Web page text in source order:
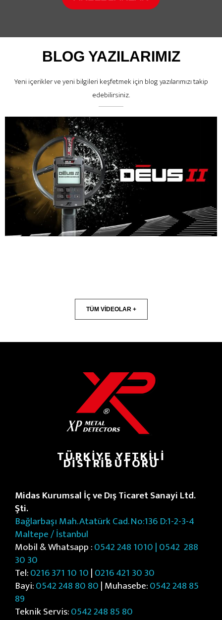
BLOG YAZILARIMIZ
Yeni içerikler ve yeni bilgileri keşfetmek için blog yazılarımızı takip
edebilirsiniz.
TÜM VİDEOLAR +
TÜRKIYE YETKILI
DISTRIBÜTÖRÜ
Midas Kurumsal İç ve Dış Ticaret Sanayi Ltd.
Şti.
Bağlarbaşı Mah. Atatürk Cad. No:136 D:1-2-3-4
Maltepe / İstanbul
Mobil & Whatsapp :0542 248 1010 | 0542 288
30 30
Tel:0216 371 10 10|0216 421 30 30
Bayi:0542 248 80 80| Muhasebe:0542 248 85
89
Teknik Servis:0542 248 85 80